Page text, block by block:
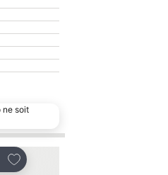
ne soit
Ajouter à mes favoris